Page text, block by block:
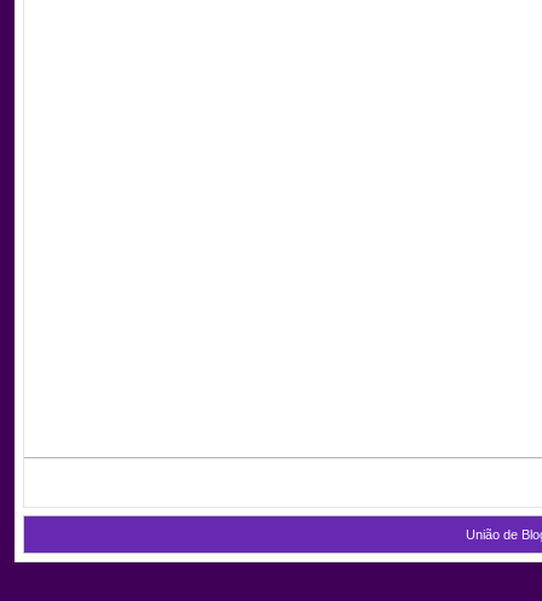
União de